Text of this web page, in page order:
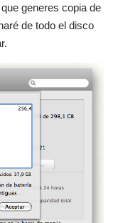
generes copia de
de todo el disco